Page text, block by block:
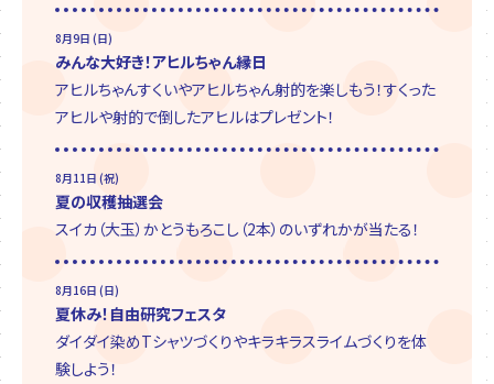
8月9日 (日)
みんな大好き！アヒルちゃん縁日
アヒルちゃんすくいやアヒルちゃん射的を楽しもう！すくった
アヒルや射的で倒したアヒルはプレゼント！
8月11日 (祝)
夏の収穫抽選会
スイカ（大玉）かとうもろこし（2本）のいずれかが当たる！
8月16日 (日)
夏休み！自由研究フェスタ
ダイダイ染めTシャツづくりやキラキラスライムづくりを体
験しよう！